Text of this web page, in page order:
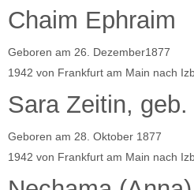
Chaim Ephraim
Geboren am 26. Dezember1877
1942 von Frankfurt am Main nach
Sara Zeitin,
Geboren am 28. Oktober 1877
1942 von Frankfurt am Main nach